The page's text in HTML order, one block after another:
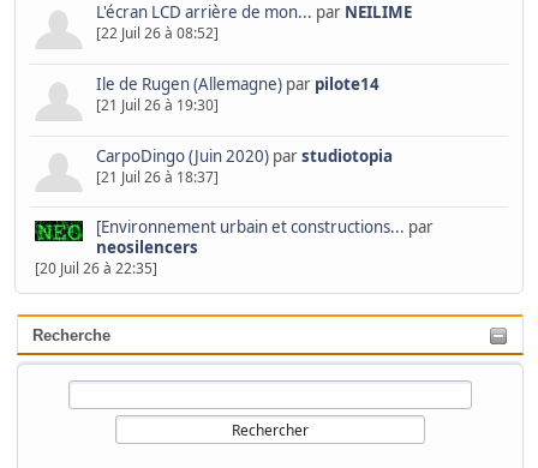
Recherche
L'écran LCD arrière de mon... par NEILIME
[22 Juil 26 à 08:52]
Ile de Rugen (Allemagne)par pilote14
[21 Juil 26 à 19:30]
CarpoDingo (Juin 2020)parstudiotopia
[21 Juil 26 à 18:37]
[Environnement urbain et constructions... par
neosilencers
[20 Juil 26 à 22:35]